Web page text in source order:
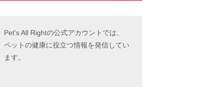
Pet's All Rightの公式アカウントでは、
ペットの健康に役立つ情報を発信してい
ます。